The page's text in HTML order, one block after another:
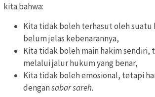
kita bahwa:
Kita tidak boleh terhasut oleh suatu
belum jelas kebenarannya,
Kita tidak boleh main hakim sendiri,
melalui jalur hukum yang benar,
Kita tidak boleh emosional, tetapi
dengansabar sareh.